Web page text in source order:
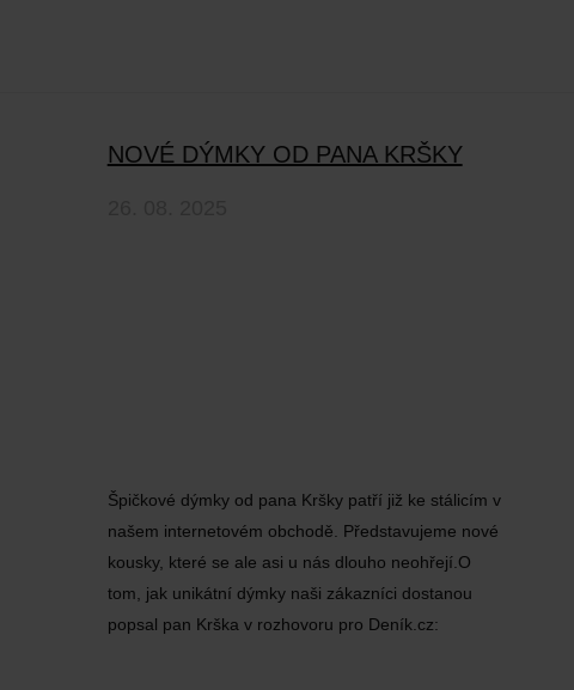
NOVÉ DÝMKY OD PANA KRŠKY
Špičkové dýmky od pana Kršky patří již ke stálicím v
našem internetovém obchodě. Představujeme nové
kousky, které se ale asi u nás dlouho neohřejí.O
tom, jak unikátní dýmky naši zákazníci dostanou
popsal pan Krška v rozhovoru pro Deník.cz: